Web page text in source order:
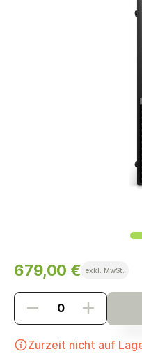
679,00 € exkl. MwSt.
Zurzeit nicht auf